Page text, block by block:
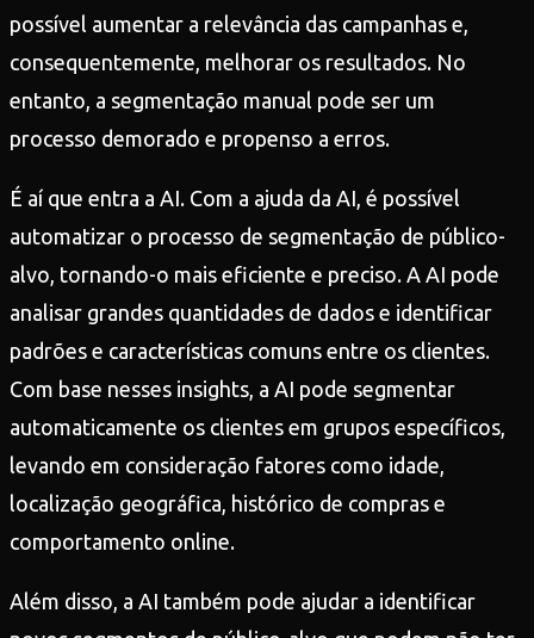
possível aumentar a relevância das campanhas e,
consequentemente, melhorar os resultados. No
entanto, a segmentação manual pode ser um
processo demorado e propenso a erros.
É aí que entra a AI. Com a ajuda da AI, é possível
automatizar o processo de segmentação de público-
alvo, tornando-o mais eficiente e preciso. A AI pode
analisar grandes quantidades de dados e identificar
padrões e características comuns entre os clientes.
Com base nesses insights, a AI pode segmentar
automaticamente os clientes em grupos específicos,
levando em consideração fatores como idade,
localização geográfica, histórico de compras e
comportamento online.
Além disso, a AI também pode ajudar a identificar